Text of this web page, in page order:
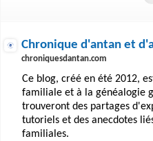
Chronique d'antan et
chroniquesdantan.com
Ce blog, créé en été 2012,
familiale et à la généalogie
trouveront des partages
tutoriels et des anecdotes
familiales.